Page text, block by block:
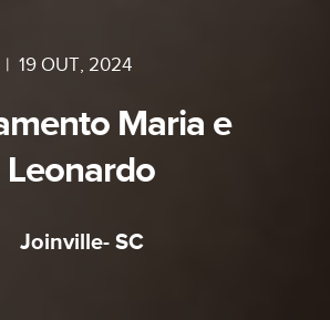
| 19 OUT, 2024
Maria e
Leonardo
Joinville- SC